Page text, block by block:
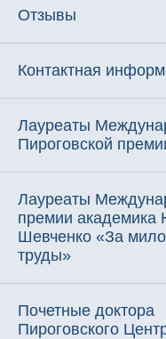
Отзывы
Контактная
Лауреаты
Пироговской
Лауреаты
премии
Шевченко «За
труды»
Почетные доктора
Пироговского